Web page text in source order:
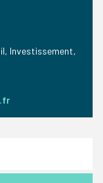
Investissement,